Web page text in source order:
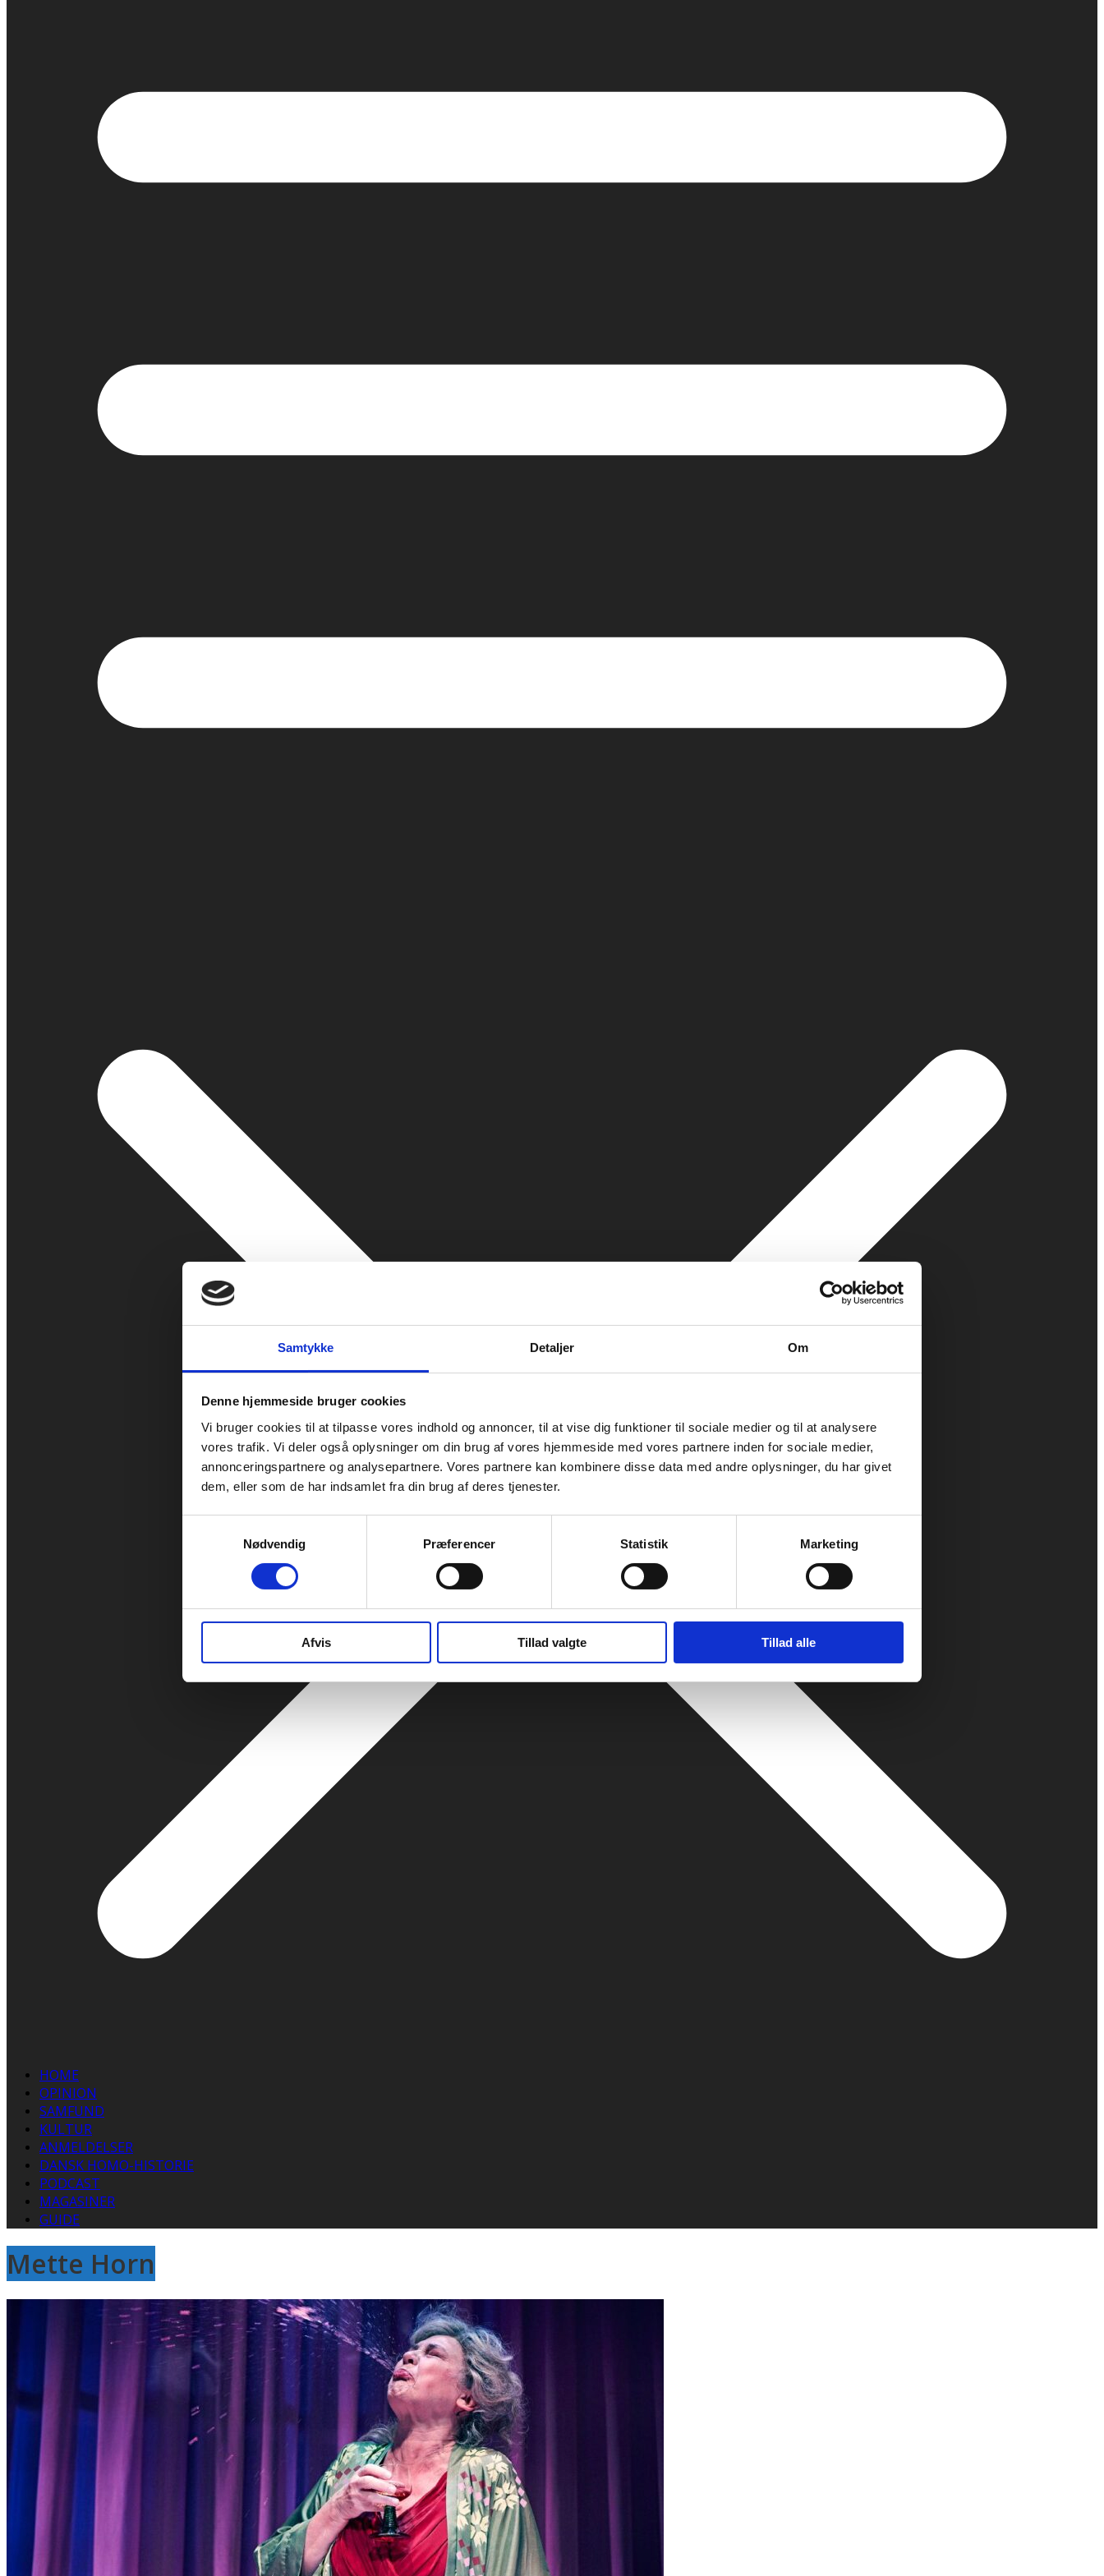
Samtykke Detaljer Om
Denne hjemmeside bruger cookies
Vi bruger cookies til at tilpasse vores indhold og annoncer, til at vise dig funktioner til sociale medier og til at analysere
vores trafik. Vi deler også oplysninger om din brug af vores hjemmeside med vores partnere inden for sociale medier,
annonceringspartnere og analysepartnere. Vores partnere kan kombinere disse data med andre oplysninger, du har givet
dem, eller som de har indsamlet fra din brug af deres tjenester.
Nødvendig
Præferencer Statistik Marketing
Afvis Tillad valgte Tillad alle
HOME
OPINION
SAMFUND
KULTUR
ANMELDELSER
DANSK HOMO-HISTORIE
PODCAST
MAGASINER
GUIDE
Mette Horn